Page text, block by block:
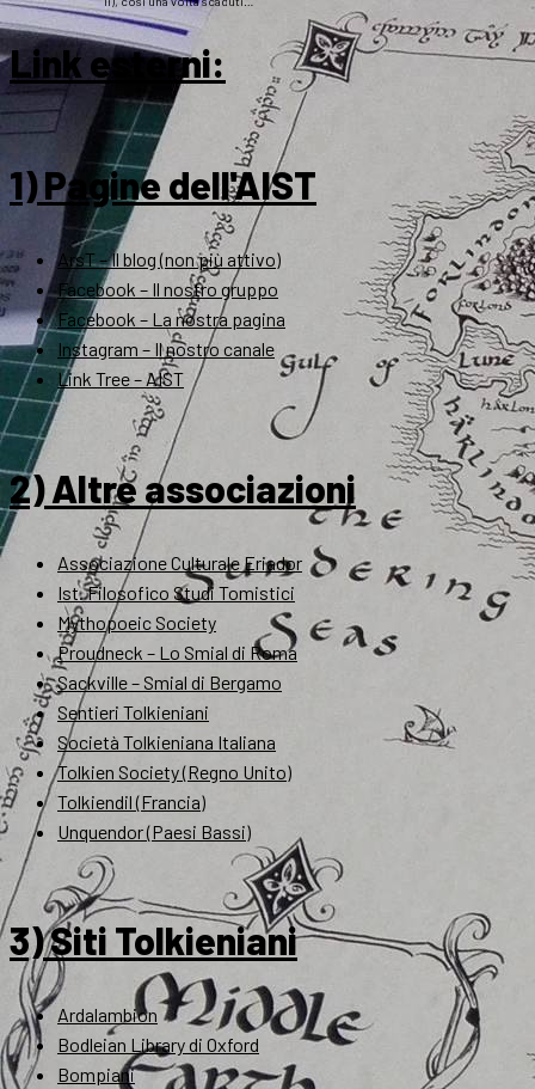
Link esterni:
1) Pagine dell'AIST
ArsT – Il blog (non più attivo)
Facebook – Il nostro gruppo
Facebook – La nostra pagina
Instagram – Il nostro canale
Link Tree – AIST
2) Altre associazioni
Associazione Culturale Eriador
Ist. Filosofico Studi Tomistici
Mythopoeic Society
Proudneck – Lo Smial di Roma
Sackville – Smial di Bergamo
Sentieri Tolkieniani
Società Tolkieniana Italiana
Tolkien Society (Regno Unito)
Tolkiendil (Francia)
Unquendor (Paesi Bassi)
3) Siti Tolkieniani
Ardalambion
Bodleian Library di Oxford
Bompiani